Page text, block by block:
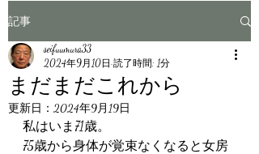
記事
まだまだこれから
seifuumura33
2024年9月10日 読了時間: 1分
更新日： 2024年9月19日
私はいま71歳。
75歳から身体が覚束なくなると女房